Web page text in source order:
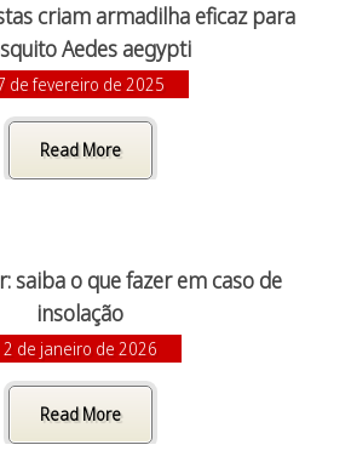
criam armadilha eficaz para
Aedes aegypti
de fevereiro de 2025
Read More
saiba o que fazer em caso de
insolação
2 de janeiro de 2026
Read More